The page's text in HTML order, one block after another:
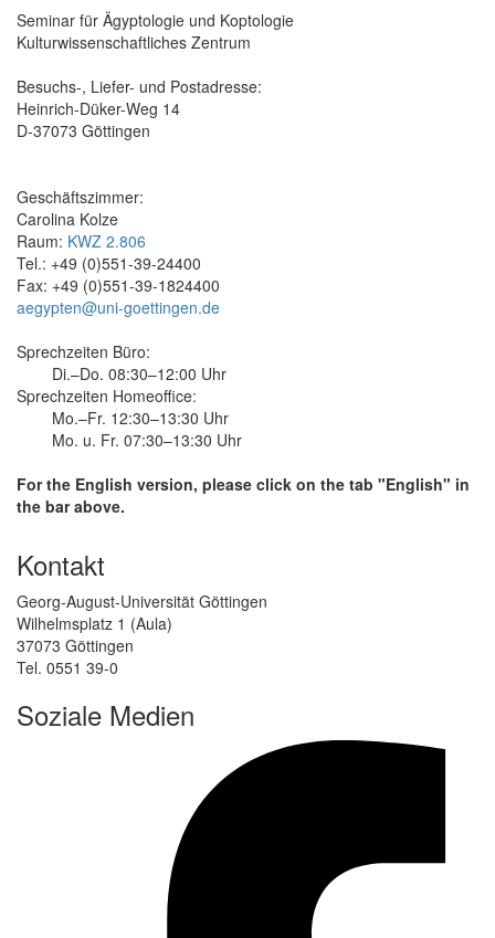
Seminar für Ägyptologie und Koptologie
Kulturwissenschaftliches Zentrum
Besuchs-, Liefer- und Postadresse:
Heinrich-Düker-Weg 14
D-37073 Göttingen
Geschäftszimmer:
Carolina Kolze
Raum: KWZ 2.806
Tel.: +49 (0)551-39-24400
Fax: +49 (0)551-39-1824400
aegypten@uni-goettingen.de
Sprechzeiten Büro:
Di.–Do. 08:30–12:00 Uhr
Sprechzeiten Homeoffice:
Mo.–Fr. 12:30–13:30 Uhr
Mo. u. Fr. 07:30–13:30 Uhr
For the English version, please click on the tab "English" in
the bar above.
Kontakt
Georg-August-Universität Göttingen
Wilhelmsplatz 1 (Aula)
37073 Göttingen
Tel. 0551 39-0
Soziale Medien